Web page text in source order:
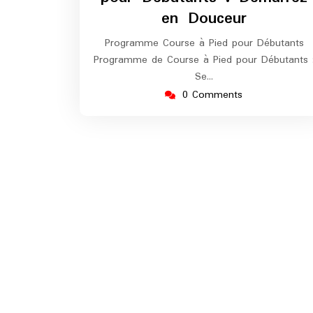
en Douceur
Programme Course à Pied pour Débutants
Programme de Course à Pied pour Débutants
Se…
0 Comments